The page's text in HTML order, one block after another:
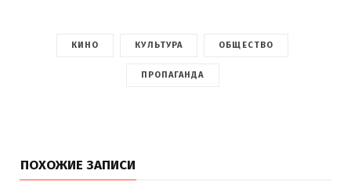
КИНО КУЛЬТУРА ОБЩЕСТВО
ПРОПАГАНДА
ПОХОЖИЕ ЗАПИСИ